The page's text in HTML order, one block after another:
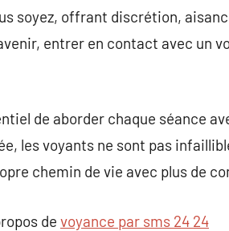
soyez, offrant discrétion,
entrer en contact avec un
de aborder chaque séance
les voyants ne sont pas
chemin de vie avec plus de
de voyance par sms 24 24